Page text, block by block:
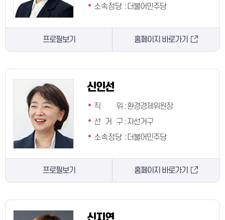
소속정당 : 더불어민주당
프로필보기 홈페이지 바로가기
신인선
직 위
:환경경제위원장
선 거 구 :자선거구
소속정당 : 더불어민주당
프로필보기 홈페이지 바로가기